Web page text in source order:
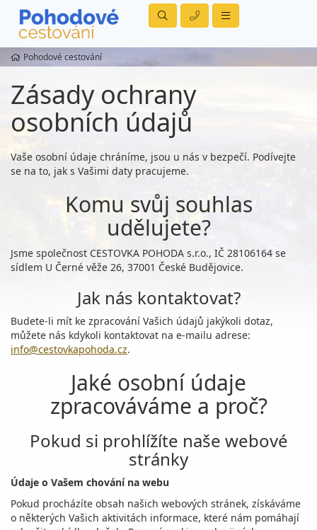
Pohodové cestování
Zásady ochrany
osobních údajů
Vaše osobní údaje chráníme, jsou u nás v bezpečí. Podívejte
se na to, jak s Vašimi daty pracujeme.
Komu svůj souhlas
udělujete?
Jsme společnost CESTOVKA POHODA s.r.o., IČ 28106164 se
sídlem U Černé věže 26, 37001 České Budějovice.
Jak nás kontaktovat?
Budete-li mít ke zpracování Vašich údajů jakýkoli dotaz,
můžete nás kdykoli kontaktovat na e-mailu adrese:
info@cestovkapohoda.cz.
Jaké osobní údaje
zpracováváme a proč?
Pokud si prohlížíte naše webové
stránky
Údaje o Vašem chování na webu
Pokud procházíte obsah našich webových stránek, získáváme
o některých Vašich aktivitách informace, které nám pomáhají